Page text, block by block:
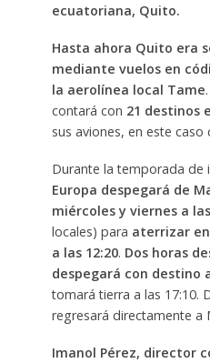
ecuatoriana, Quito.
Hasta ahora Quito era
mediante vuelos en
la aerolínea local Tame.
contará con 21 destinos
sus aviones, en este caso
Durante la temporada de
Europa despegará de
miércoles y viernes a
locales) para aterrizar
a las 12:20. Dos horas
despegará con destino
tomará tierra a las 17:10.
regresará directamente a
Imanol Pérez, director